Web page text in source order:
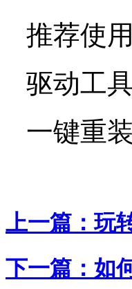
推荐使
驱动工
一键重装
上一篇：玩
下一篇： 如